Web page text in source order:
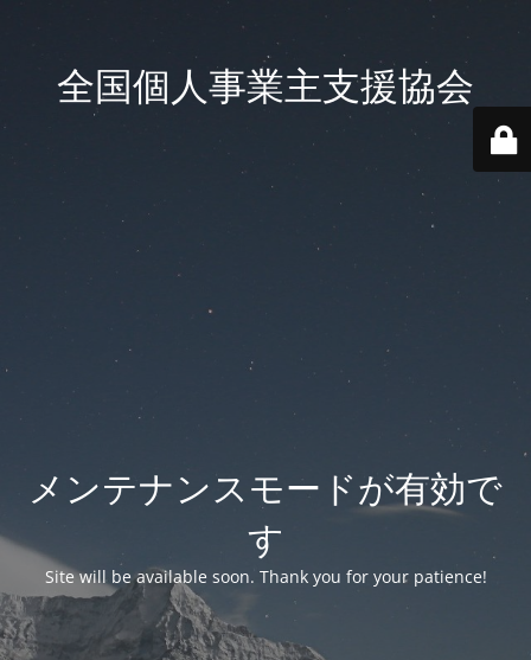
全国個人事業主支援協会
メンテナンスモードが有効で
す
Site will be available soon. Thank you for your patience!